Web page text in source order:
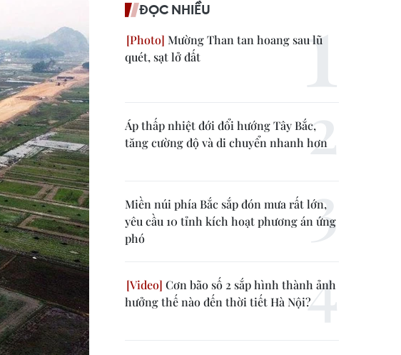
ĐỌC NHIỀU
Mường Than tan hoang sau lũ
quét, sạt lở đất
Áp thấp nhiệt đới đổi hướng Tây Bắc,
tăng cường độ và di chuyển nhanh hơn
Miền núi phía Bắc sắp đón mưa rất lớn,
yêu cầu 10 tỉnh kích hoạt phương án ứng
phó
Cơn bão số 2 sắp hình thành ảnh
hưởng thế nào đến thời tiết Hà Nội?